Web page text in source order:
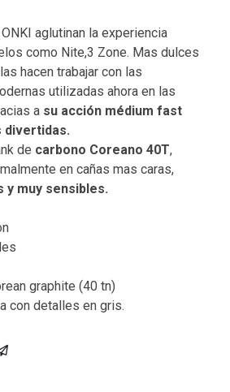
aglutinan la experiencia
como Nite,3 Zone. Mas dulces
hacen trabajar con las
utilizadas ahora en las
a su acción médium fast
divertidas.
de carbono Coreano 40T,
en cañas mas caras,
y muy sensibles.
graphite (40 tn)
con detalles en gris.